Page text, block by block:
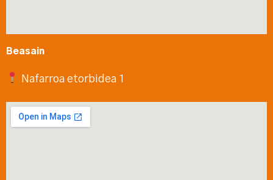
Beasain
Nafarroa etorbidea 1